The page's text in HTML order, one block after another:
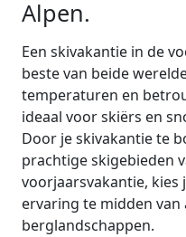
Alpen.
Een skivakantie in de
beste van beide
temperaturen en
ideaal voor skiërs en
Door je skivakantie te
prachtige skigebieden
voorjaarsvakantie, kies
ervaring te midden
berglandschappen.